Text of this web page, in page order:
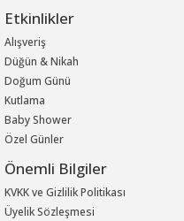
Etkinlikler
Alışveriş
Düğün & Nikah
Doğum Günü
Kutlama
Baby Shower
Özel Günler
Önemli Bilgiler
KVKK ve Gizlilik Politikası
Üyelik Sözleşmesi